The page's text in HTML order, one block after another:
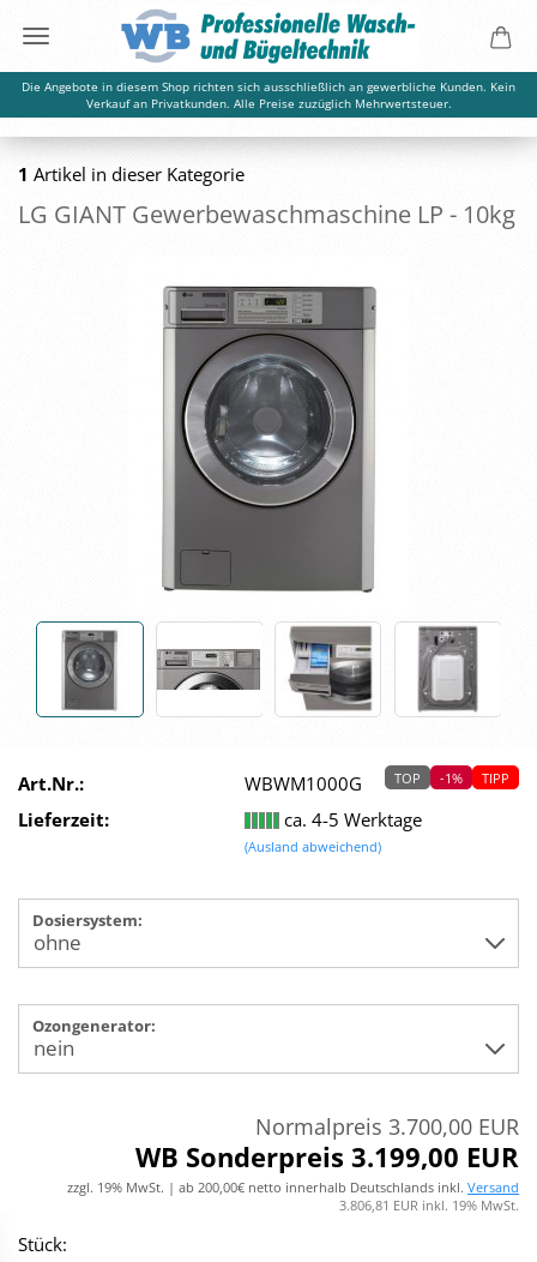
Die Angebote in diesem Shop richten sich ausschließlich an gewerbliche Kunden. Kein
Verkauf an Privatkunden. Alle Preise zuzüglich Mehrwertsteuer.
1 Artikel in dieser Kategorie
LG GIANT Ge­wer­be­wasch­ma­schi­ne LP - 10kg
TOP -1% TIPP
Art.Nr.:
WBWM1000G
Lieferzeit:
ca. 4-5 Werktage
(Ausland abweichend)
Dosiersystem:
Ozongenerator:
Normalpreis 3.700,00 EUR
WB Sonderpreis 3.199,00 EUR
zzgl. 19% MwSt. | ab 200,00€ netto innerhalb Deutschlands inkl. Versand
3.806,81 EUR inkl. 19% MwSt.
Stück: